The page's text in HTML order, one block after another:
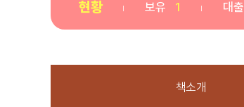
현황 보유 1 대출
책소개